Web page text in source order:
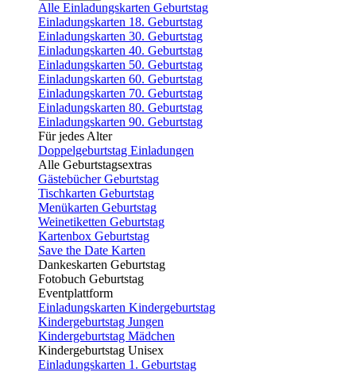
Alle Einladungskarten Geburtstag
Einladungskarten 18. Geburtstag
Einladungskarten 30. Geburtstag
Einladungskarten 40. Geburtstag
Einladungskarten 50. Geburtstag
Einladungskarten 60. Geburtstag
Einladungskarten 70. Geburtstag
Einladungskarten 80. Geburtstag
Einladungskarten 90. Geburtstag
Für jedes Alter
Doppelgeburtstag Einladungen
Alle Geburtstagsextras
Gästebücher Geburtstag
Tischkarten Geburtstag
Menükarten Geburtstag
Weinetiketten Geburtstag
Kartenbox Geburtstag
Save the Date Karten
Dankeskarten Geburtstag
Fotobuch Geburtstag
Eventplattform
Einladungskarten Kindergeburtstag
Kindergeburtstag Jungen
Kindergeburtstag Mädchen
Kindergeburtstag Unisex
Einladungskarten 1. Geburtstag